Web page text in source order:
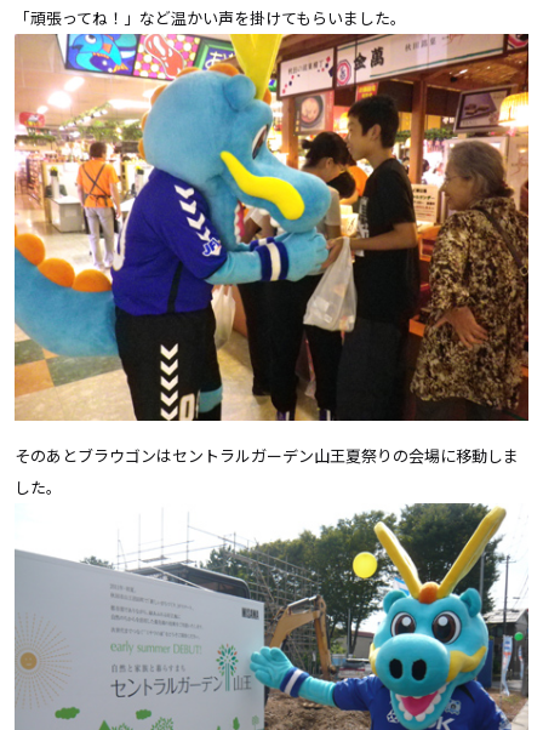
「頑張ってね！」など温かい声を掛けてもらいました。
そのあとブラウゴンはセントラルガーデン山王夏祭りの会場に移動しま
した。